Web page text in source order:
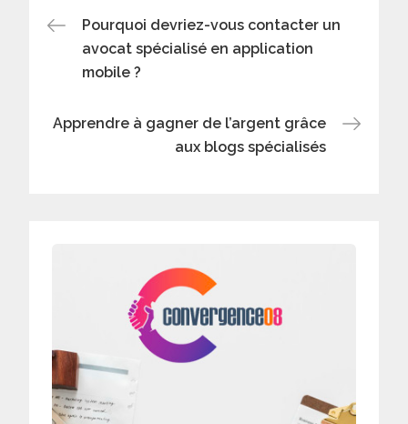
Navigation
de
l’article
Pourquoi devriez-vous contacter un
avocat spécialisé en application
mobile ?
Apprendre à gagner de l’argent grâce
aux blogs spécialisés